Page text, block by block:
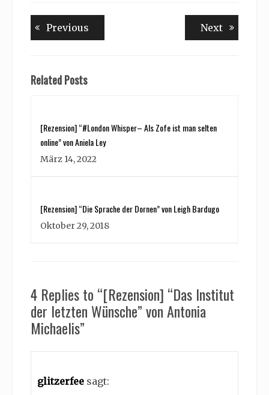
Beitragsnavigation
Previous NextNext
Related Posts
[Rezension] “#London Whisper– Als Zofe ist man selten
online” von Aniela Ley
März 14, 2022
[Rezension] “Die Sprache der Dornen” von Leigh Bardugo
Oktober 29, 2018
4 Replies to “[Rezension] “Das Institut
der letzten Wünsche” von Antonia
Michaelis”
glitzerfee sagt: